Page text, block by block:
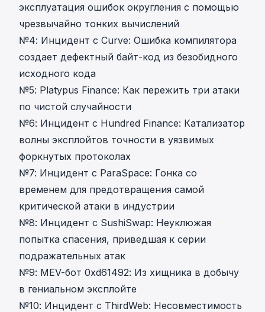
эксплуатация ошибок округления с помощью
чрезвычайно тонких вычислений
№4: Инцидент с Curve: Ошибка компилятора
создает дефектный байт-код из безобидного
исходного кода
№5: Platypus Finance: Как пережить три атаки
по чистой случайности
№6: Инцидент с Hundred Finance: Катализатор
волны эксплойтов точности в уязвимых
форкнутых протоколах
№7: Инцидент с ParaSpace: Гонка со
временем для предотвращения самой
критической атаки в индустрии
№8: Инцидент с SushiSwap: Неуклюжая
попытка спасения, приведшая к серии
подражательных атак
№9: MEV-бот 0xd61492: Из хищника в добычу
в гениальном эксплойте
№10: Инцидент с ThirdWeb: Несовместимость